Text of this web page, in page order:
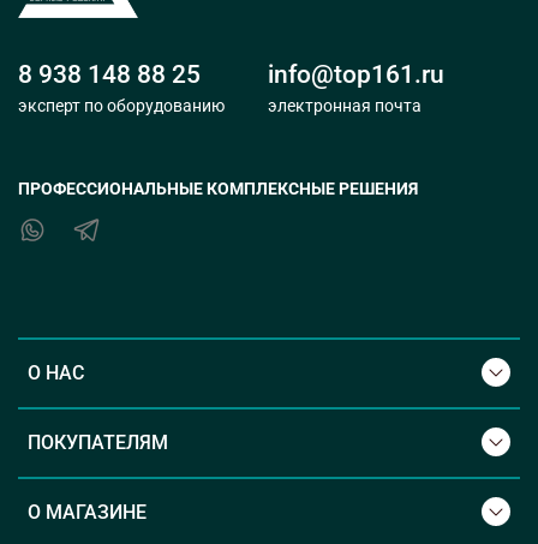
О НАС
ПОКУПАТЕЛЯМ
О МАГАЗИНЕ
8 938 148 88 25
эксперт по оборудованию
info@top161.ru
электронная почта
ПРОФЕССИОНАЛЬНЫЕ КОМПЛЕКСНЫЕ РЕШЕНИЯ